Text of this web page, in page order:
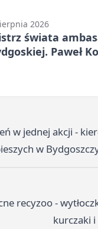
2026
świata
Paweł
w jednej akcji -
w
recyzoo -
kurczaki i